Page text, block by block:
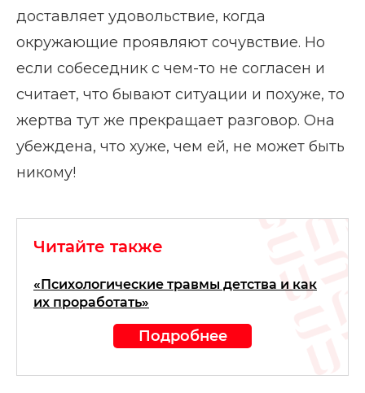
доставляет удовольствие, когда
окружающие проявляют сочувствие. Но
если собеседник с чем-то не согласен и
считает, что бывают ситуации и похуже, то
жертва тут же прекращает разговор. Она
убеждена, что хуже, чем ей, не может быть
никому!
Читайте также
«Психологические травмы детства и как
их проработать»
Подробнее